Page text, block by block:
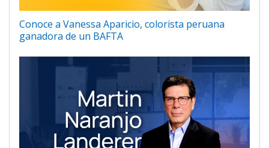
Conoce a Vanessa Aparicio, colorista peruana
ganadora de un BAFTA